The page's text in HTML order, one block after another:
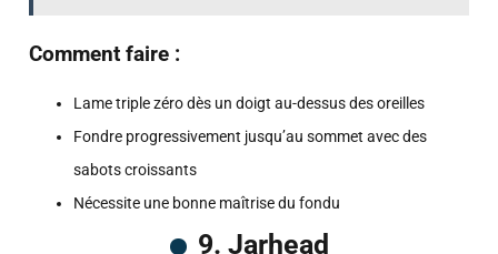
Comment faire :
Lame triple zéro dès un doigt au-dessus des oreilles
Fondre progressivement jusqu’au sommet avec des
sabots croissants
Nécessite une bonne maîtrise du fondu
9. Jarhead